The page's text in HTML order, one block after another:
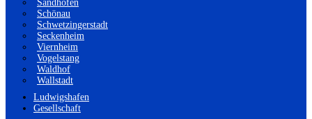
Sandhofen
Schönau
Schwetzingerstadt
Seckenheim
Viernheim
Vogelstang
Waldhof
Wallstadt
Ludwigshafen
Gesellschaft